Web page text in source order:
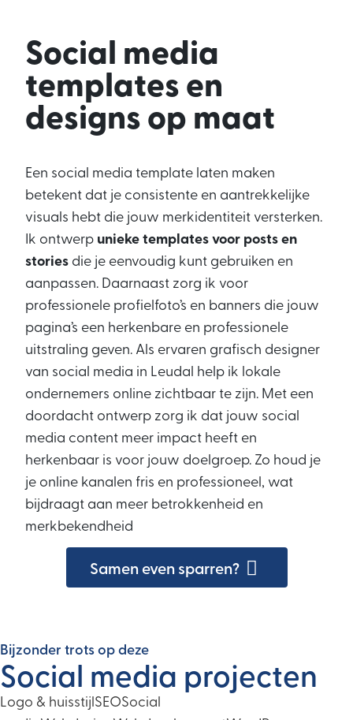
Social media
templates en
designs op maat
Een social media template laten maken
betekent dat je consistente en aantrekkelijke
visuals hebt die jouw merkidentiteit versterken.
Ik ontwerp unieke templates voor posts en
stories die je eenvoudig kunt gebruiken en
aanpassen. Daarnaast zorg ik voor
professionele profielfoto’s en banners die jouw
pagina’s een herkenbare en professionele
uitstraling geven. Als ervaren grafisch designer
van social media in Leudal help ik lokale
ondernemers online zichtbaar te zijn. Met een
doordacht ontwerp zorg ik dat jouw social
media content meer impact heeft en
herkenbaar is voor jouw doelgroep. Zo houd je
je online kanalen fris en professioneel, wat
bijdraagt aan meer betrokkenheid en
merkbekendheid
Samen even sparren?
Bijzonder trots op deze
Social media projecten
Logo & huisstijlSEOSocial